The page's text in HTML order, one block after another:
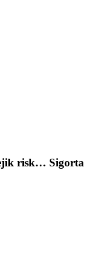
risk… Sigorta